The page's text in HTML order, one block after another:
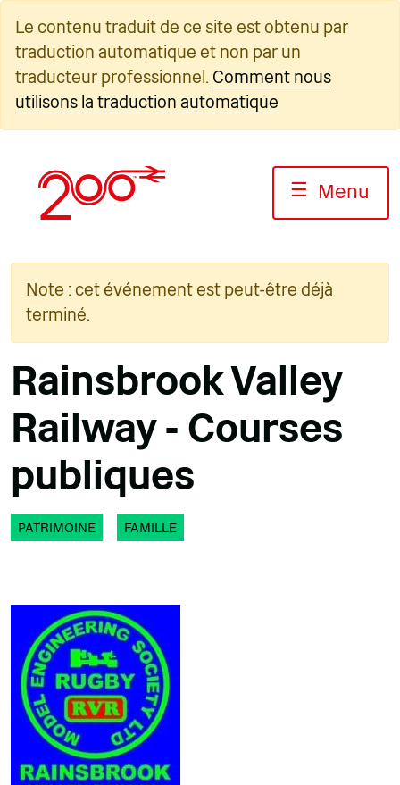
content
Le contenu traduit de ce site est obtenu par
traduction automatique et non par un
traducteur professionnel. Comment nous
utilisons la traduction automatique
☰ Menu
Note : cet événement est peut-être déjà
terminé.
Rainsbrook Valley
Railway - Courses
publiques
PATRIMOINE FAMILLE